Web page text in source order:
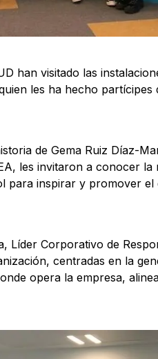
han visitado las
les ha hecho
de Gema Ruiz Díaz-
les invitaron a conocer
para inspirar y promover
Líder Corporativo de
centradas en la
opera la empresa,